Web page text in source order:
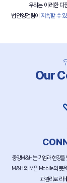
우리는 이러한 다
법인영업팀이 지속할 수
Our
중앙M&H는 기업과 현장을
M&H의 M은 Mobile의 뜻을
과관리로 리